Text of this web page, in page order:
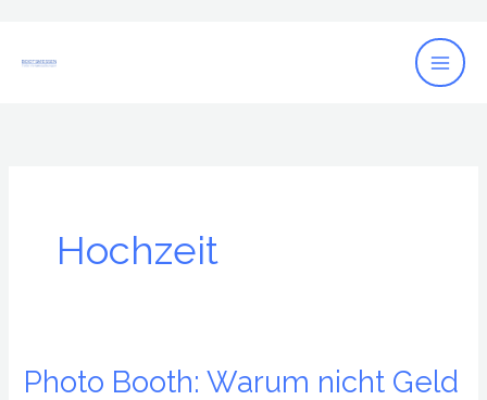
springen
Hochzeit
Photo Booth: Warum nicht Geld
Photo